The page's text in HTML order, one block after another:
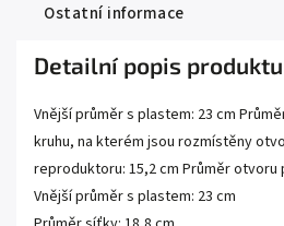
Ostatní informace
Detailní popis produktu
Vnější průměr s plastem: 23 cm
kruhu, na kterém jsou rozmístěny
reproduktoru: 15,2 cm Průměr
Vnější průměr s plastem: 23 cm